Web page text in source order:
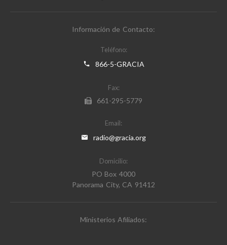
Información de Contacto:
Teléfono:
866-5-GRACIA
Fax:
661-295-5779
Email:
radio@gracia.org
Domicilio:
PO Box 4000
Panorama City, CA 91412
Ministerios Afiliados: